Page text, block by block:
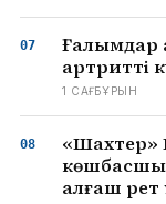
Ғалымдар
артритті
1 САҒ БҰРЫН
«Шахтер»
алғаш